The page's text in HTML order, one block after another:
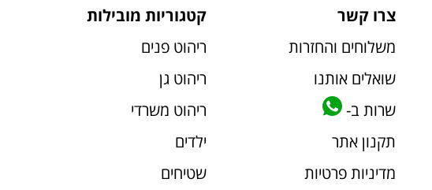
צרו קשר
משלוחים והחזרות
שואלים אותנו
שרות ב-
תקנון אתר
מדיניות פרטיות
קטגוריות מובילות
ריהוט פנים
ריהוט גן
ריהוט משרדי
ילדים
שטיחים